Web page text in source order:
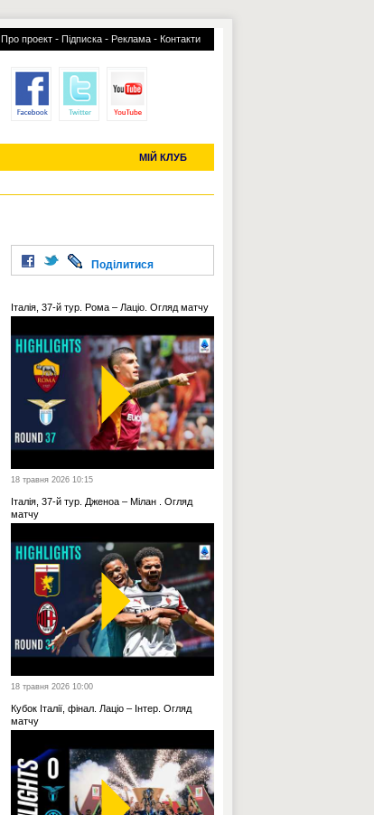
Про проект - Підписка - Реклама - Контакти
МІЙ КЛУБ
УСІ ТРАНСФЕРИ
Поділитися
Італія, 37-й тур. Рома – Лаціо. Огляд матчу
18 травня 2026 10:15
Італія, 37-й тур. Дженоа – Мілан . Огляд
матчу
18 травня 2026 10:00
Кубок Італії, фінал. Лаціо – Інтер. Огляд
матчу